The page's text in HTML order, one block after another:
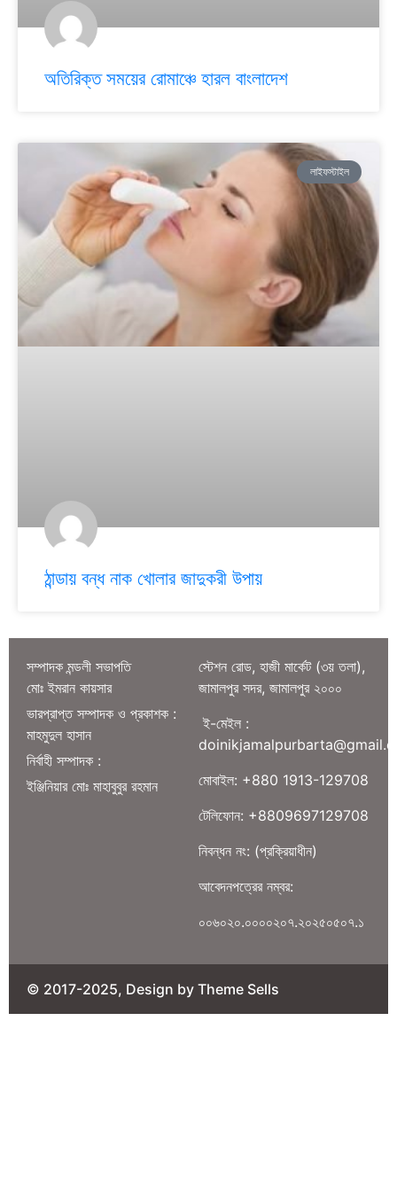
অতিরিক্ত সময়ের রোমাঞ্চে হারল বাংলাদেশ
লাইফস্টাইল
ঠান্ডায় বন্ধ নাক খোলার জাদুকরী উপায়
সম্পাদক মন্ডলী সভাপতি
মোঃ ইমরান কায়সার
ভারপ্রাপ্ত সম্পাদক ও প্রকাশক :
মাহমুদুল হাসান
নির্বাহী সম্পাদক :
ইঞ্জিনিয়ার মোঃ মাহাবুবুর রহমান
স্টেশন রোড, হাজী মার্কেট (৩য় তলা),
জামালপুর সদর, জামালপুর ২০০০
ই-মেইল :
মোবাইল: +880 1913-129708
টেলিফোন: +8809697129708
নিবন্ধন নং: (প্রক্রিয়াধীন)
আবেদনপত্রের নম্বর:
০০৬০২০.০০০০২০৭.২০২৫০৫০৭.১
© 2017-2025, Design by Theme Sells